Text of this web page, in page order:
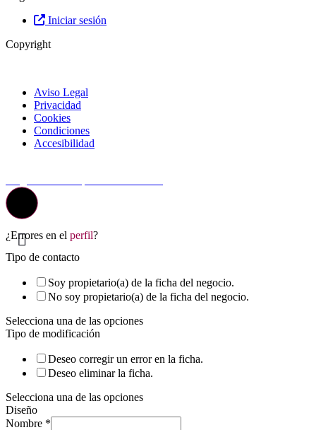
Iniciar sesión
Copyright
Aviso Legal
Privacidad
Cookies
Condiciones
Accesibilidad
¿Errores en el perfil?
Tipo de contacto
Soy propietario(a) de la ficha del negocio.
No soy propietario(a) de la ficha del negocio.
Selecciona una de las opciones
Tipo de modificación
Deseo corregir un error en la ficha.
Deseo eliminar la ficha.
Selecciona una de las opciones
Diseño
Nombre *